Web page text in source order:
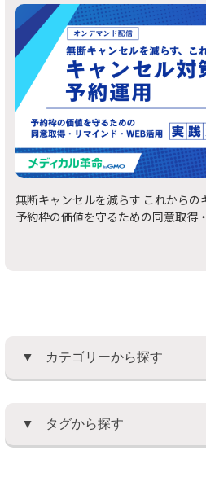
無断キャンセルを減らす これから
予約枠の価値を守るための同意取得
カテゴリーから探す
タグから探す